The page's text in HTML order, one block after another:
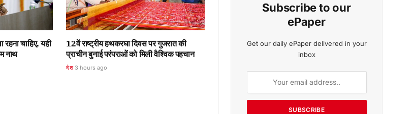
चाहिए, यही
नाथ
12वें राष्ट्रीय हथकरघा दिवस पर गुजरात की
प्राचीन बुनाई परंपराओं को मिली वैश्विक पहचान
देश 3 hours ago
Subscribe to our
ePaper
Get our daily ePaper delivered in your
inbox
SUBSCRIBE